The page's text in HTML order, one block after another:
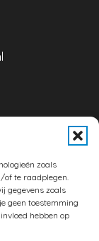
zoals
of te raadplegen.
gegevens zoals
geen toestemming
hebben op
NIMAD BV